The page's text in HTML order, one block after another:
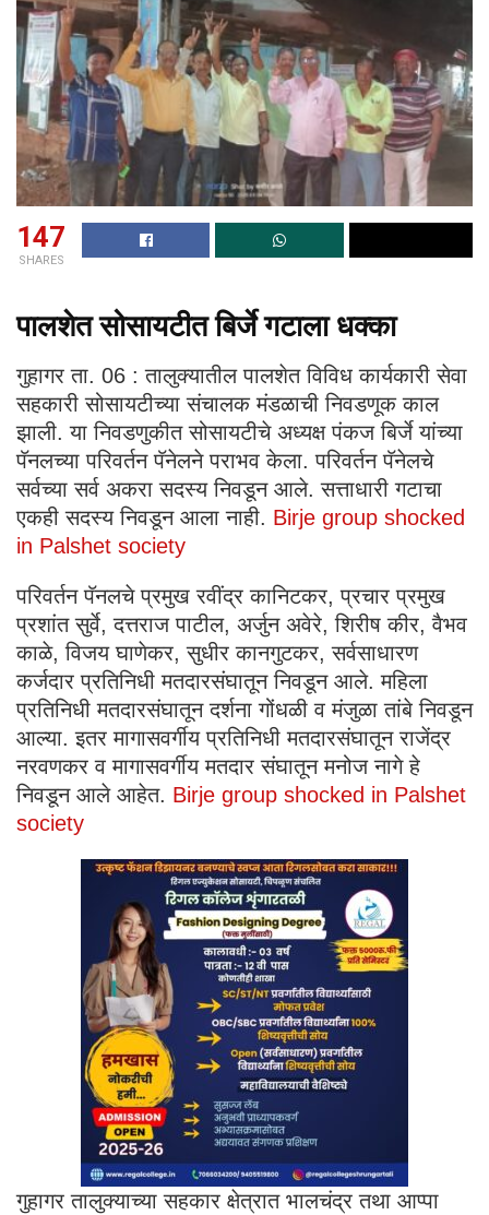
147
SHARES
पालशेत सोसायटीत बिर्जे गटाला धक्का
गुहागर ता. 06 : तालुक्यातील पालशेत विविध कार्यकारी सेवा
सहकारी सोसायटीच्या संचालक मंडळाची निवडणूक काल
झाली. या निवडणुकीत सोसायटीचे अध्यक्ष पंकज बिर्जे यांच्या
पॅनलच्या परिवर्तन पॅनेलने पराभव केला. परिवर्तन पॅनेलचे
सर्वच्या सर्व अकरा सदस्य निवडून आले. सत्ताधारी गटाचा
एकही सदस्य निवडून आला नाही. Birje group shocked
in Palshet society
परिवर्तन पॅनलचे प्रमुख रवींद्र कानिटकर, प्रचार प्रमुख
प्रशांत सुर्वे, दत्तराज पाटील, अर्जुन अवेरे, शिरीष कीर, वैभव
काळे, विजय घाणेकर, सुधीर कानगुटकर, सर्वसाधारण
कर्जदार प्रतिनिधी मतदारसंघातून निवडून आले. महिला
प्रतिनिधी मतदारसंघातून दर्शना गोंधळी व मंजुळा तांबे निवडून
आल्या. इतर मागासवर्गीय प्रतिनिधी मतदारसंघातून राजेंद्र
नरवणकर व मागासवर्गीय मतदार संघातून मनोज नागे हे
निवडून आले आहेत. Birje group shocked in Palshet
society
गुहागर तालुक्याच्या सहकार क्षेत्रात भालचंद्र तथा आप्पा